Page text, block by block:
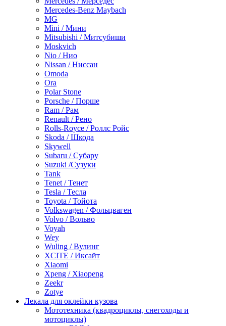
Mercedes-Benz Maybach
MG
Mini / Мини
Mitsubishi / Митсубиши
Moskvich
Nio / Нио
Nissan / Ниссан
Omoda
Ora
Polar Stone
Porsche / Порше
Ram / Рам
Renault / Рено
Rolls-Royce / Роллс Ройс
Skoda / Шкода
Skywell
Subaru / Субару
Suzuki /Сузуки
Tank
Tenet / Тенет
Tesla / Тесла
Toyota / Тойота
Volkswagen / Фольцваген
Volvo / Вольво
Voyah
Wey
Wuling / Вулинг
XCITE / Иксайт
Xiaomi
Xpeng / Xiaopeng
Zeekr
Zotye
Лекала для оклейки кузова
Мототехника (квадроциклы, снегоходы и
мотоциклы)